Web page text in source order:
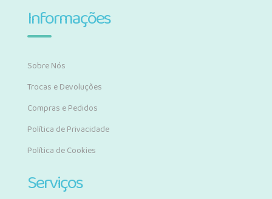
Informações
Sobre Nós
Trocas e Devoluções
Compras e Pedidos
Política de Privacidade
Política de Cookies
Serviços